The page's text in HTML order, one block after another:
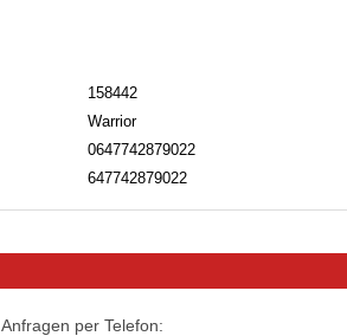
158442
Warrior
0647742879022
647742879022
Anfragen per Telefon: